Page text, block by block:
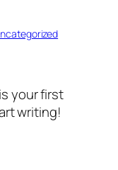
your first
writing!